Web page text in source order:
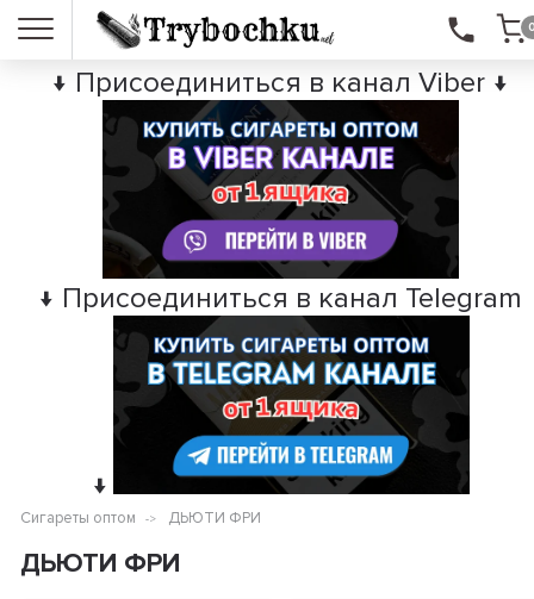
↓ Присоединиться в канал Viber ↓
↓ Присоединиться в канал Telegram
↓
Сигареты оптом ДЬЮТИ ФРИ
ДЬЮТИ ФРИ